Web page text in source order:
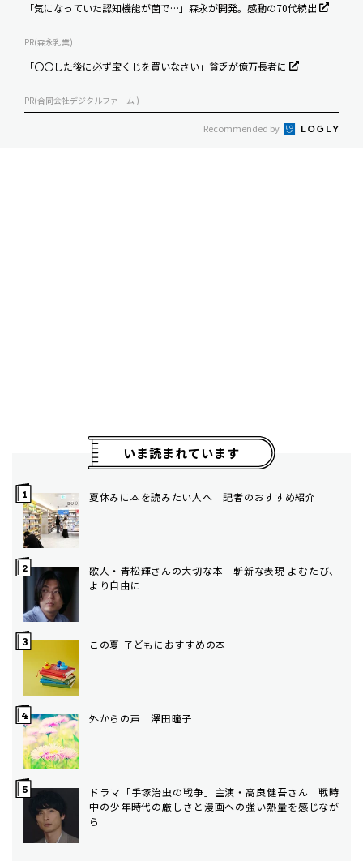
「気になっていた認知機能が菌で…」森永が開発。感動の70代続出
PR(森永乳業)
「〇〇した後に必ず宝くじを買いなさい」貧乏が億万長者に
PR(合同会社デジタルファーム )
Recommended by
いま読まれています
夏休みに本を読みたい人へ 記者のおすすめ紹介
歌人・青松輝さんの大切な本 斬新な表現 よむたび、
より自由に
この夏 子どもにおすすめの本
外からの声 澤田瞳子
ドラマ「手塚治虫の戦争」主演・高良健吾さん 戦時
中の少年時代の厳しさと漫画への強い熱量を感じなが
ら